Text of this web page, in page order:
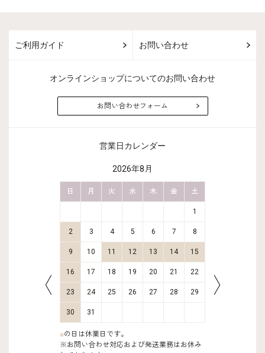
ご利用ガイド お問い合わせ
オンラインショップについてのお問い合わせ
お問い合わせフォーム
営業日カレンダー
2026年8月
日 月 火 水 木 金 土
1
2 3 4 5 6 7 8
9 10 11 12 13 14 15
16 17 18 19 20 21 22
23 24 25 26 27 28 29
30 31
■の日は休業日です。
※お問い合わせ対応および発送業務はお休み